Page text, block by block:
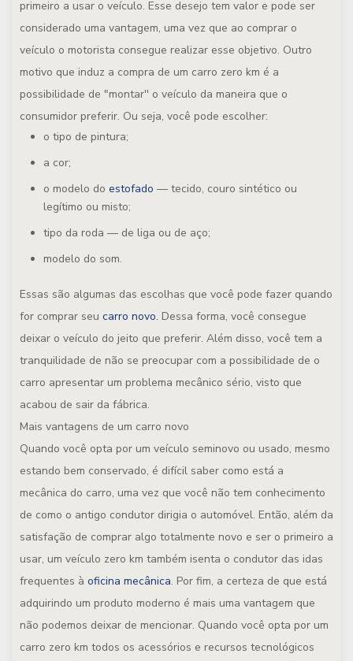
primeiro a usar o veículo. Esse desejo tem valor e pode ser
considerado uma vantagem, uma vez que ao comprar o
veículo o motorista consegue realizar esse objetivo. Outro
motivo que induz a compra de um carro zero km é a
possibilidade de "montar'' o veículo da maneira que o
consumidor preferir. Ou seja, você pode escolher:
o tipo de pintura;
a cor;
o modelo do estofado — tecido, couro sintético ou
legítimo ou misto;
tipo da roda — de liga ou de aço;
modelo do som.
Essas são algumas das escolhas que você pode fazer quando
for comprar seu carro novo. Dessa forma, você consegue
deixar o veículo do jeito que preferir. Além disso, você tem a
tranquilidade de não se preocupar com a possibilidade de o
carro apresentar um problema mecânico sério, visto que
acabou de sair da fábrica.
Mais vantagens de um carro novo
Quando você opta por um veículo seminovo ou usado, mesmo
estando bem conservado, é difícil saber como está a
mecânica do carro, uma vez que você não tem conhecimento
de como o antigo condutor dirigia o automóvel. Então, além da
satisfação de comprar algo totalmente novo e ser o primeiro a
usar, um veículo zero km também isenta o condutor das idas
frequentes à oficina mecânica. Por fim, a certeza de que está
adquirindo um produto moderno é mais uma vantagem que
não podemos deixar de mencionar. Quando você opta por um
carro zero km todos os acessórios e recursos tecnológicos